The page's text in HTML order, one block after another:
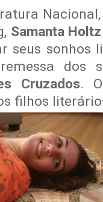
Samanta Holtz
seus sonhos
dos
Cruzados.
filhos